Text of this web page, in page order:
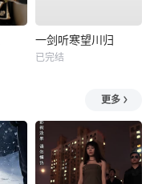
一剑听寒望川归
已完结
更多